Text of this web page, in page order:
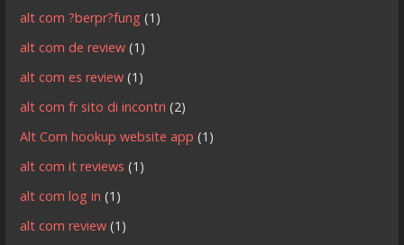
alt com ?berpr?fung (1)
alt com de review (1)
alt com es review (1)
alt com fr sito di incontri (2)
Alt Com hookup website app (1)
alt com it reviews (1)
alt com log in (1)
alt com review (1)